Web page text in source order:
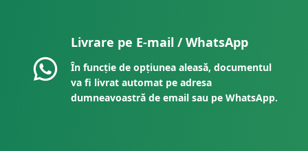
Livrare pe E-mail / WhatsApp
În funcție de opțiunea aleasă, documentul
va fi livrat automat pe adresa
dumneavoastră de email sau pe WhatsApp.